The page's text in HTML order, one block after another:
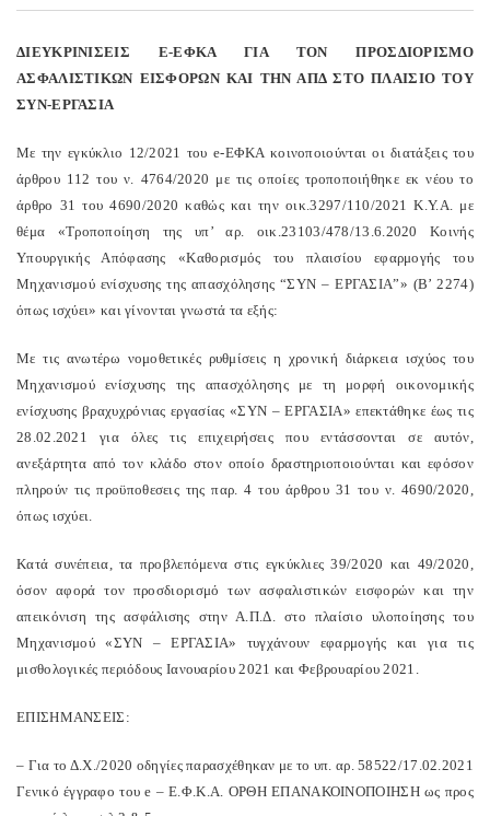
ΔΙΕΥΚΡΙΝΙΣΕΙΣ E-ΕΦΚΑ ΓΙΑ ΤΟΝ ΠΡΟΣΔΙΟΡΙΣΜΟ
ΑΣΦΑΛΙΣΤΙΚΩΝ ΕΙΣΦΟΡΩΝ ΚΑΙ ΤΗΝ ΑΠΔ ΣΤΟ ΠΛΑΙΣΙΟ ΤΟΥ
ΣΥΝ-ΕΡΓΑΣΙΑ
Με την εγκύκλιο 12/2021 του e-ΕΦΚΑ κοινοποιούνται οι διατάξεις του
άρθρου 112 του ν. 4764/2020 με τις οποίες τροποποιήθηκε εκ νέου το
άρθρο 31 του 4690/2020 καθώς και την οικ.3297/110/2021 Κ.Υ.Α. με
θέμα «Τροποποίηση της υπ’ αρ. οικ.23103/478/13.6.2020 Κοινής
Υπουργικής Απόφασης «Καθορισμός του πλαισίου εφαρμογής του
Μηχανισμού ενίσχυσης της απασχόλησης “ΣΥΝ – ΕΡΓΑΣΙΑ”» (Β’ 2274)
όπως ισχύει» και γίνονται γνωστά τα εξής:
Με τις ανωτέρω νομοθετικές ρυθμίσεις η χρονική διάρκεια ισχύος του
Μηχανισμού ενίσχυσης της απασχόλησης με τη μορφή οικονομικής
ενίσχυσης βραχυχρόνιας εργασίας «ΣΥΝ – ΕΡΓΑΣΙΑ» επεκτάθηκε έως τις
28.02.2021 για όλες τις επιχειρήσεις που εντάσσονται σε αυτόν,
ανεξάρτητα από τον κλάδο στον οποίο δραστηριοποιούνται και εφόσον
πληρούν τις προϋποθεσεις της παρ. 4 του άρθρου 31 του ν. 4690/2020,
όπως ισχύει.
Κατά συνέπεια, τα προβλεπόμενα στις εγκύκλιες 39/2020 και 49/2020,
όσον αφορά τον προσδιορισμό των ασφαλιστικών εισφορών και την
απεικόνιση της ασφάλισης στην Α.Π.Δ. στο πλαίσιο υλοποίησης του
Μηχανισμού «ΣΥΝ – ΕΡΓΑΣΙΑ» τυγχάνουν εφαρμογής και για τις
μισθολογικές περιόδους Ιανουαρίου 2021 και Φεβρουαρίου 2021.
ΕΠΙΣΗΜΑΝΣΕΙΣ:
– Για το Δ.Χ./2020 οδηγίες παρασχέθηκαν με το υπ. αρ. 58522/17.02.2021
Γενικό έγγραφο του e – Ε.Φ.Κ.Α. ΟΡΘΗ ΕΠΑΝΑΚΟΙΝΟΠΟΙΗΣΗ ως προς